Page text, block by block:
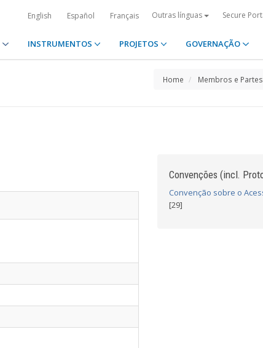
English Español Français Outras línguas Secure
INSTRUMENTOS PROJETOS GOVERNAÇÃO
Home Membros e Partes
Convenções (incl.
Convenção sobre o
[29]